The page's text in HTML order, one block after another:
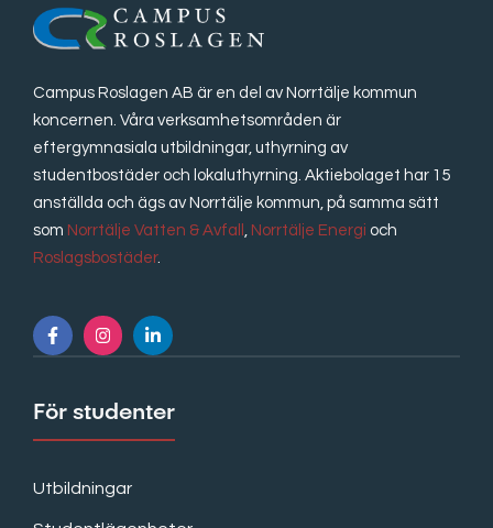
Campus Roslagen AB är en del av Norrtälje kommun
koncernen. Våra verksamhetsområden är
eftergymnasiala utbildningar, uthyrning av
studentbostäder och lokaluthyrning. Aktiebolaget har 15
anställda och ägs av Norrtälje kommun, på samma sätt
som Norrtälje Vatten & Avfall , Norrtälje Energi och
Roslagsbostäder.
För studenter
Utbildningar